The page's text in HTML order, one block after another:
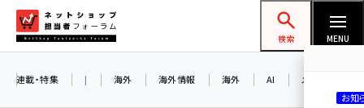
ン
ネットショップ担当者フォーラム
検索 MENU
連載・特集 | 海外 海外情報 海外 AI メタバース
お知